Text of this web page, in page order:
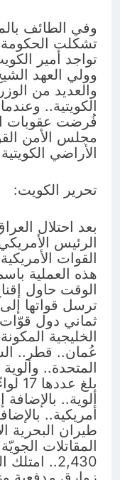
وفي الطائف
تشكلت الحكومة
تواجد أمير
وولي العهد
والعديد من
الكويتية..
فُرضت عقوبات
مجلس الأمن
الأراضي
تحرير الكويت:
بعد احتلال
الرئيس
القوات
هذه العملية
الوقت حاول
ترسل قواتها
ثماني دول
الخليجية
عُمان.. قطر..
المتحدة.. وألوية
ألوية..
أمريكية..
طيران البحرية
المقاتلات
2,430..